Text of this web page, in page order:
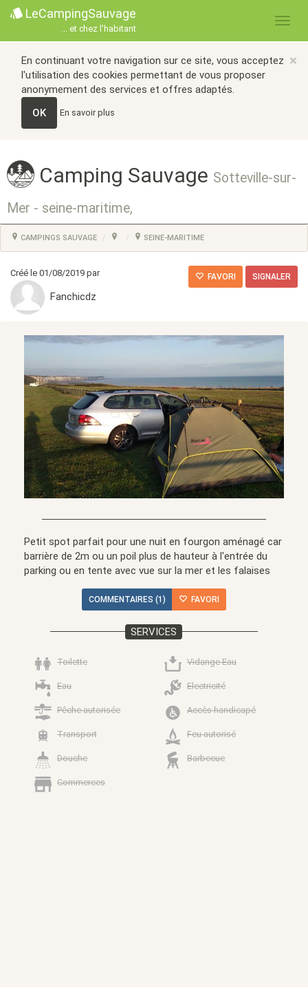
LeCampingSauvage
... et chez l'habitant
×
En continuant votre navigation sur ce site, vous acceptez
l'utilisation des cookies permettant de vous proposer
anonymement des services et offres adaptés.
OK
En savoir plus
Camping Sauvage Sotteville-sur-
Mer - seine-maritime,
CAMPINGS SAUVAGE SEINE-MARITIME
Créé le 01/08/2019 par
Fanchicdz
FAVORI SIGNALER
Petit spot parfait pour une nuit en fourgon aménagé car
barrière de 2m ou un poil plus de hauteur à l'entrée du
parking ou en tente avec vue sur la mer et les falaises
COMMENTAIRES (1) FAVORI
SERVICES
Toilette Vidange Eau
Eau Electricité
Pêche autorisée Accès handicapé
Transport Feu autorisé
Douche Barbecue
Commerces